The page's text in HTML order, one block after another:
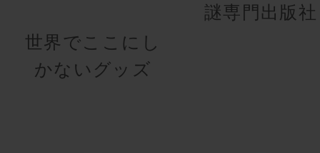
世界でここにし
かないグッズ
謎専門出版社